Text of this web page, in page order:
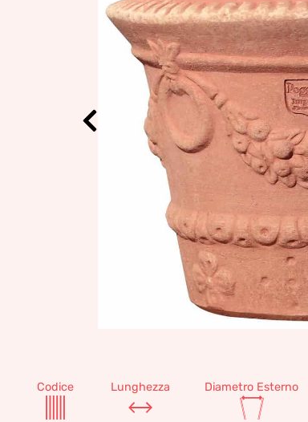
Codice Lunghezza Diametro Esterno